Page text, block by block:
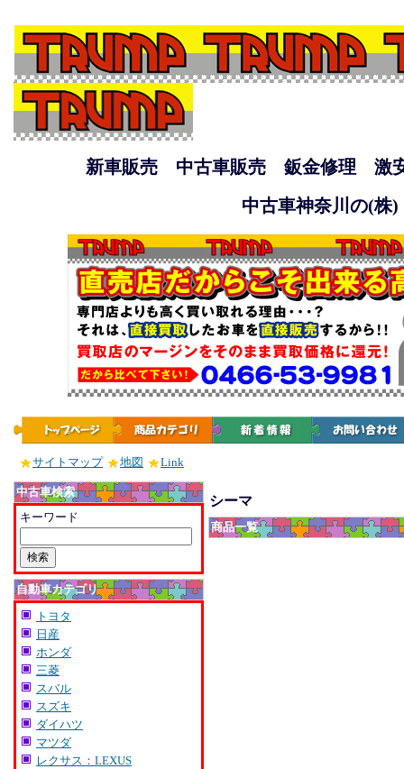
新車販売 中古車販売 鈑金修理 激
中古車神奈川の(株)
サイトマップ 地図 Link
中古車検索
キーワード
自動車カテゴリ
トヨタ
日産
ホンダ
三菱
スバル
スズキ
ダイハツ
マツダ
レクサス：LEXUS
シーマ
商品一覧